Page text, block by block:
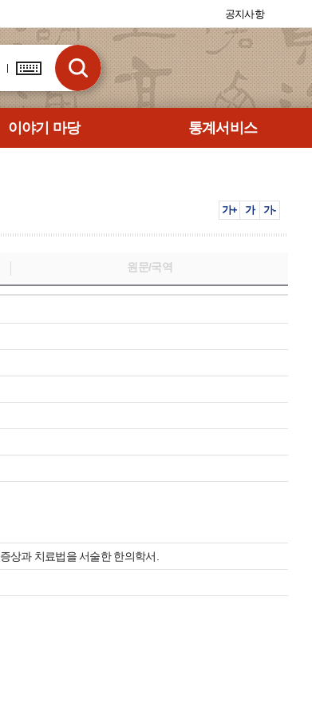
공지사항
이야기 마당 통계서비스
가+ 가 가-
원문/국역
상과 치료법을 서술한 한의학서.